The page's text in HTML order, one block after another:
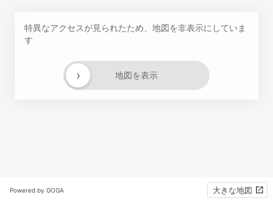
特異なアクセスが見られたため、地図を非表示にしていま
す
地図を表示
›
Powered by GOGA 大きな地図